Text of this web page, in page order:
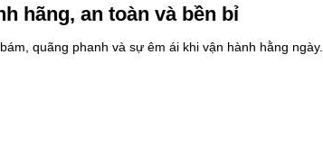
hãng, an toàn và bền bỉ
quãng phanh và sự êm ái khi vận hành hằng ngày.